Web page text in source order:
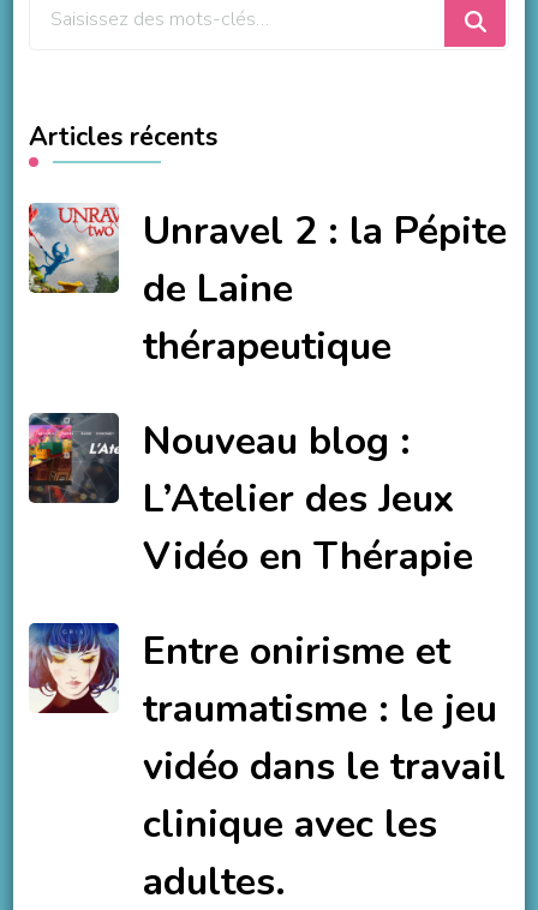
?
Articles récents
Unravel 2 : la Pépite
de Laine
thérapeutique
Nouveau blog :
L’Atelier des Jeux
Vidéo en Thérapie
Entre onirisme et
traumatisme : le jeu
vidéo dans le travail
clinique avec les
adultes.